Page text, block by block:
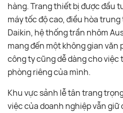
hàng. Trang thiết bị được đầu
máy tốc độ cao, điều hòa
Daikin, hệ thống trần nhôm
mang đến một không gian
công ty cũng dễ dàng cho việc
phòng riêng của mình.
Khu vực sảnh lễ tân trang
việc của doanh nghiệp vẫn